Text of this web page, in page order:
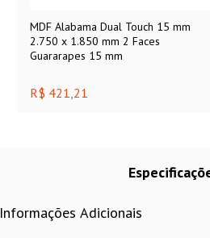
MDF Alabama Dual Touch 15 mm
2.750 x 1.850 mm 2 Faces
Guararapes 15 mm
R$ 421,21
Informações Adicionais